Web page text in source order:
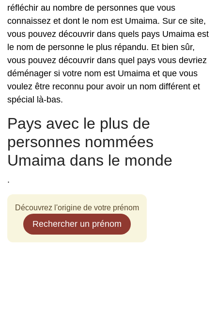
réfléchir au nombre de personnes que vous
connaissez et dont le nom est Umaima. Sur ce site,
vous pouvez découvrir dans quels pays Umaima est
le nom de personne le plus répandu. Et bien sûr,
vous pouvez découvrir dans quel pays vous devriez
déménager si votre nom est Umaima et que vous
voulez être reconnu pour avoir un nom différent et
spécial là-bas.
Pays avec le plus de
personnes nommées
Umaima dans le monde
.
Découvrez l'origine de votre prénom
Rechercher un prénom